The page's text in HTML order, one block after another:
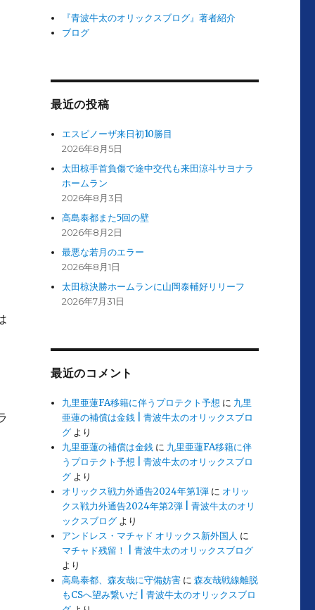
『青波牛太のオリックスブログ』著者紹介
ブログ
最近の投稿
エスピノーザ来日初10勝目
2026年8月5日
太田椋手首負傷で途中交代も来田涼斗サヨナラ
ホームラン
2026年8月3日
高島泰都また5回の壁
2026年8月2日
最悪な若月のエラー
2026年8月1日
太田椋決勝ホームランに山岡泰輔好リリーフ
2026年7月31日
最近のコメント
九里亜蓮FA移籍に伴うプロテクト予想 に 九里
亜蓮の補償は金銭 | 青波牛太のオリックスブロ
グ より
九里亜蓮の補償は金銭 に 九里亜蓮FA移籍に伴
うプロテクト予想 | 青波牛太のオリックスブロ
グ より
オリックス戦力外通告2024年第1弾 に オリッ
クス戦力外通告2024年第2弾 | 青波牛太のオリ
ックスブログ より
アンドレス・マチャド オリックス新外国人 に
マチャド残留！ | 青波牛太のオリックスブログ
より
高島泰都、森友哉に守備妨害 に森友哉戦線離脱
もCSへ望み繋いだ | 青波牛太のオリックスブロ